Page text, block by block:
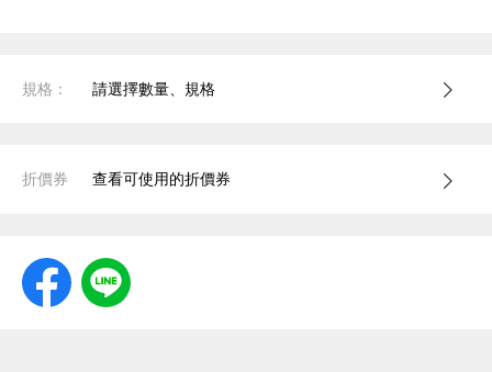
規格： 請選擇數量、規格
折價券 查看可使用的折價券